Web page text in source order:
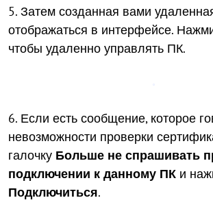
5. Затем созданная вами
отображаться в интерфейсе.
чтобы удаленно управлять ПК.
6. Если есть сообщение, которое
невозможности проверки
галочку Больше не спрашивать
подключении к данному ПК и
Подключиться.